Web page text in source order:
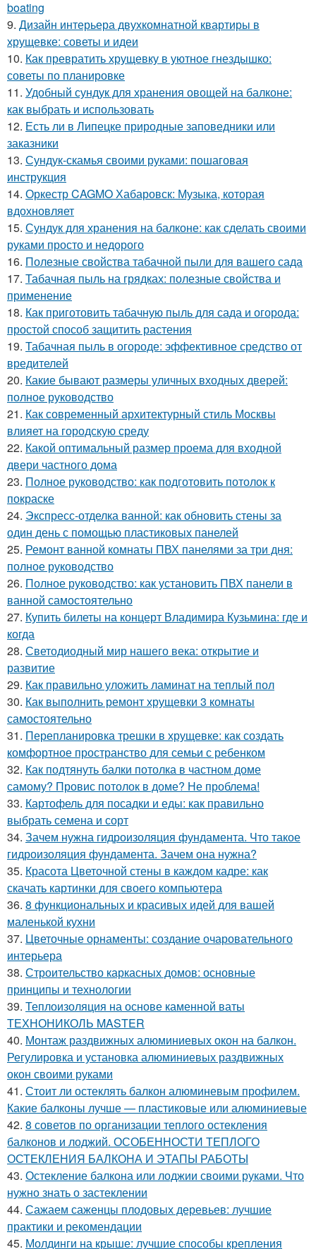
boating
9. Дизайн интерьера двухкомнатной квартиры в
хрущевке: советы и идеи
10. Как превратить хрущевку в уютное гнездышко:
советы по планировке
11. Удобный сундук для хранения овощей на балконе:
как выбрать и использовать
12. Есть ли в Липецке природные заповедники или
заказники
13. Сундук-скамья своими руками: пошаговая
инструкция
14. Оркестр CAGMO Хабаровск: Музыка, которая
вдохновляет
15. Сундук для хранения на балконе: как сделать своими
руками просто и недорого
16. Полезные свойства табачной пыли для вашего сада
17. Табачная пыль на грядках: полезные свойства и
применение
18. Как приготовить табачную пыль для сада и огорода:
простой способ защитить растения
19. Табачная пыль в огороде: эффективное средство от
вредителей
20. Какие бывают размеры уличных входных дверей:
полное руководство
21. Как современный архитектурный стиль Москвы
влияет на городскую среду
22. Какой оптимальный размер проема для входной
двери частного дома
23. Полное руководство: как подготовить потолок к
покраске
24. Экспресс-отделка ванной: как обновить стены за
один день с помощью пластиковых панелей
25. Ремонт ванной комнаты ПВХ панелями за три дня:
полное руководство
26. Полное руководство: как установить ПВХ панели в
ванной самостоятельно
27. Купить билеты на концерт Владимира Кузьмина: где и
когда
28. Светодиодный мир нашего века: открытие и
развитие
29. Как правильно уложить ламинат на теплый пол
30. Как выполнить ремонт хрущевки 3 комнаты
самостоятельно
31. Перепланировка трешки в хрущевке: как создать
комфортное пространство для семьи с ребенком
32. Как подтянуть балки потолка в частном доме
самому? Провис потолок в доме? Не проблема!
33. Картофель для посадки и еды: как правильно
выбрать семена и сорт
34. Зачем нужна гидроизоляция фундамента. Что такое
гидроизоляция фундамента. Зачем она нужна?
35. Красота Цветочной стены в каждом кадре: как
скачать картинки для своего компьютера
36. 8 функциональных и красивых идей для вашей
маленькой кухни
37. Цветочные орнаменты: создание очаровательного
интерьера
38. Строительство каркасных домов: основные
принципы и технологии
39. Теплоизоляция на основе каменной ваты
ТЕХНОНИКОЛЬ MASTER
40. Монтаж раздвижных алюминиевых окон на балкон.
Регулировка и установка алюминиевых раздвижных
окон своими руками
41. Стоит ли остеклять балкон алюминевым профилем.
Какие балконы лучше — пластиковые или алюминиевые
42. 8 советов по организации теплого остекления
балконов и лоджий. ОСОБЕННОСТИ ТЕПЛОГО
ОСТЕКЛЕНИЯ БАЛКОНА И ЭТАПЫ РАБОТЫ
43. Остекление балкона или лоджии своими руками. Что
нужно знать о застеклении
44. Сажаем саженцы плодовых деревьев: лучшие
практики и рекомендации
45. Молдинги на крыше: лучшие способы крепления